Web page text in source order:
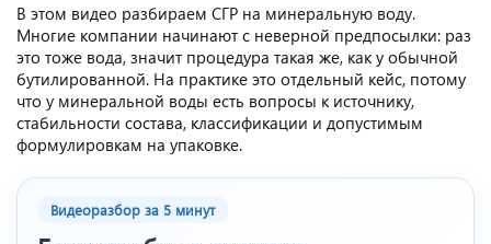
В этом видео разбираем СГР на минеральную воду.
Многие компании начинают с неверной предпосылки: раз
это тоже вода, значит процедура такая же, как у обычной
бутилированной. На практике это отдельный кейс, потому
что у минеральной воды есть вопросы к источнику,
стабильности состава, классификации и допустимым
формулировкам на упаковке.
Видеоразбор за 5 минут